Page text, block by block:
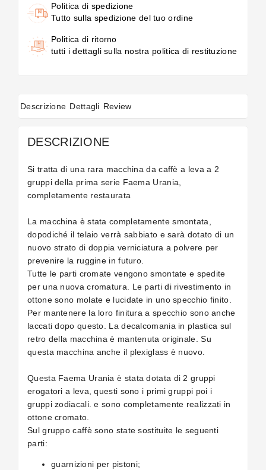
Politica di spedizione
Tutto sulla spedizione del tuo ordine
Politica di ritorno
tutti i dettagli sulla nostra politica di restituzione
Descrizione Dettagli Review
DESCRIZIONE
Si tratta di una rara macchina da caffè a leva a 2
gruppi della prima serie Faema Urania,
completamente restaurata
La macchina è stata completamente smontata,
dopodiché il telaio verrà sabbiato e sarà dotato di un
nuovo strato di doppia verniciatura a polvere per
prevenire la ruggine in futuro.
Tutte le parti cromate vengono smontate e spedite
per una nuova cromatura. Le parti di rivestimento in
ottone sono molate e lucidate in uno specchio finito.
Per mantenere la loro finitura a specchio sono anche
laccati dopo questo. La decalcomania in plastica sul
retro della macchina è mantenuta originale. Su
questa macchina anche il plexiglass è nuovo.
Questa Faema Urania è stata dotata di 2 gruppi
erogatori a leva, questi sono i primi gruppi poi i
gruppi zodiacali. e sono completamente realizzati in
ottone cromato.
Sul gruppo caffè sono state sostituite le seguenti
parti:
guarnizioni per pistoni;